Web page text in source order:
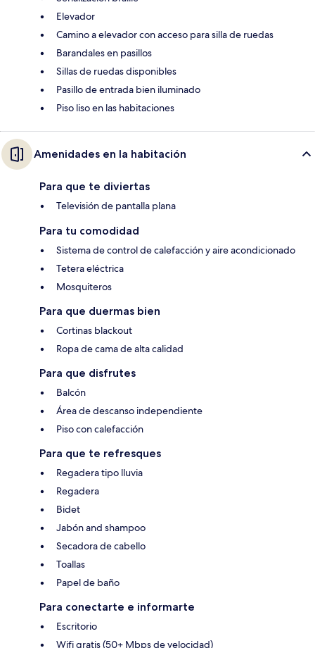
Elevador
Camino a elevador con acceso para silla de ruedas
Barandales en pasillos
Sillas de ruedas disponibles
Pasillo de entrada bien iluminado
Piso liso en las habitaciones
Amenidades en la habitación
Para que te diviertas
Televisión de pantalla plana
Para tu comodidad
Sistema de control de calefacción y aire acondicionado
Tetera eléctrica
Mosquiteros
Para que duermas bien
Cortinas blackout
Ropa de cama de alta calidad
Para que disfrutes
Balcón
Área de descanso independiente
Piso con calefacción
Para que te refresques
Regadera tipo lluvia
Regadera
Bidet
Jabón and shampoo
Secadora de cabello
Toallas
Papel de baño
Para conectarte e informarte
Escritorio
Wifi gratis (50+ Mbps de velocidad)